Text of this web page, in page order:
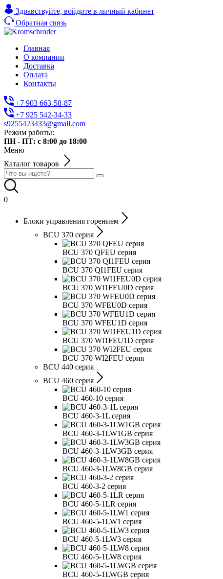
Здравствуйте, войдите в личный кабинет
Обратная связь
Главная
О компании
Доставка
Оплата
Контакты
+7 903 663-58-87
+7 925 542-34-33
s9255423433@gmail.com
Режим работы:
ПН - ПТ: с 8:00 до 18:00
Меню
Каталог товаров
0
Блоки управления горением
BCU 370 серия
BCU 370 QFEU серия
BCU 370 QI1FEU серия
BCU 370 WI1FEU0D серия
BCU 370 WFEU0D серия
BCU 370 WFEU1D серия
BCU 370 WI1FEU1D серия
BCU 370 WI2FEU серия
BCU 440 серия
BCU 460 серия
BCU 460-10 серия
BCU 460-3-1L серия
BCU 460-3-1LW1GB серия
BCU 460-3-1LW3GB серия
BCU 460-3-1LW8GB серия
BCU 460-3-2 серия
BCU 460-5-1LR серия
BCU 460-5-1LW1 серия
BCU 460-5-1LW3 серия
BCU 460-5-1LW8 серия
BCU 460-5-1LWGB серия